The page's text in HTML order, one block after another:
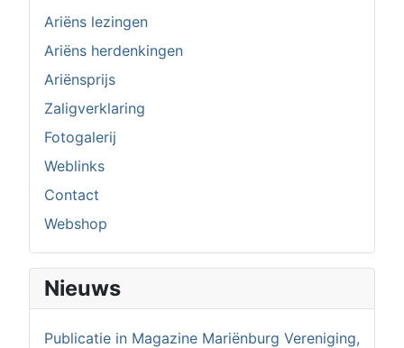
Ariëns lezingen
Ariëns herdenkingen
Ariënsprijs
Zaligverklaring
Fotogalerij
Weblinks
Contact
Webshop
Nieuws
Publicatie in Magazine Mariënburg Vereniging,